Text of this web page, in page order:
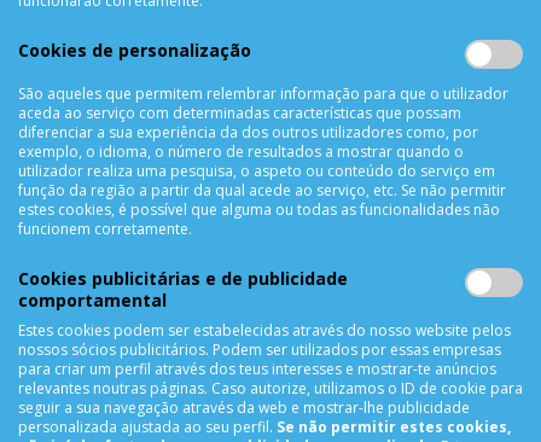
Resolução de Litígios
Livro de reclamações
APOIO AO CLIENTE
Criar Conta
As Minhas Encomendas
Lista de Desejos
Solicitar uma Devolução
Expedição
Utilização de Cookies
NEWSLETTER
Cookies de personalização
São aqueles que permitem relembrar informação para que o utilizador
aceda ao serviço com determinadas características que possam
diferenciar a sua experiência da dos outros utilizadores como, por
exemplo, o idioma, o número de resultados a mostrar quando o
utilizador realiza uma pesquisa, o aspeto ou conteúdo do serviço em
função da região a partir da qual acede ao serviço, etc. Se não permitir
estes cookies, é possível que alguma ou todas as funcionalidades não
funcionem corretamente.
Cookies publicitárias e de publicidade
comportamental
Estes cookies podem ser estabelecidas através do nosso website pelos
nossos sócios publicitários. Podem ser utilizados por essas empresas
para criar um perfil através dos teus interesses e mostrar-te anúncios
relevantes noutras páginas. Caso autorize, utilizamos o ID de cookie para
seguir a sua navegação através da web e mostrar-lhe publicidade
personalizada ajustada ao seu perfil. Se não permitir estes cookies,